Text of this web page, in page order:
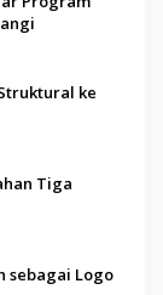
ke
Tiga
sebagai Logo